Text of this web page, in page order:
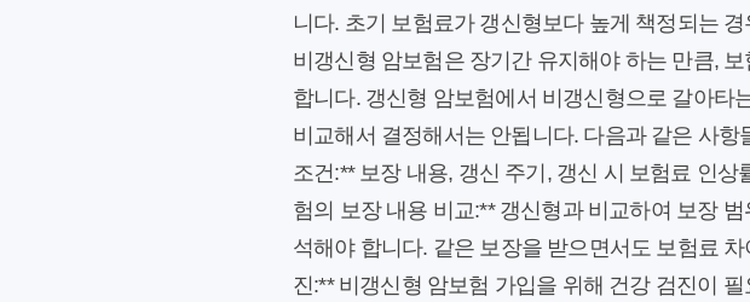
니다. 초기 보험료가 갱신형보다 높게 책정되는
비갱신형 암보험은 장기간 유지해야 하는 만큼,
합니다. 갱신형 암보험에서 비갱신형으로 갈아타
비교해서 결정해서는 안됩니다. 다음과 같은 사
조건:** 보장 내용, 갱신 주기, 갱신 시 보험료 인
험의 보장 내용 비교:** 갱신형과 비교하여 보장
석해야 합니다. 같은 보장을 받으면서도 보험료
진:** 비갱신형 암보험 가입을 위해 건강 검진이